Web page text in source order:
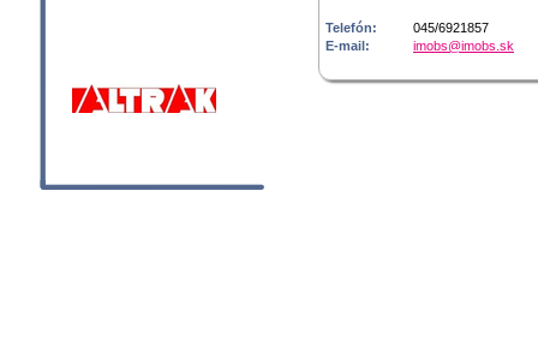
Telefón:
045/6921857
E-mail:
imobs@imobs.sk